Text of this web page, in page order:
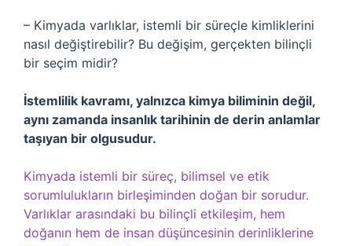
– Kimyada varlıklar, istemli bir süreçle kimliklerini
nasıl değiştirebilir? Bu değişim, gerçekten bilinçli
bir seçim midir?
İstemlilik kavramı, yalnızca kimya biliminin değil,
aynı zamanda insanlık tarihinin de derin anlamlar
taşıyan bir olgusudur.
Kimyada istemli bir süreç, bilimsel ve etik
sorumlulukların birleşiminden doğan bir sorudur.
Varlıklar arasındaki bu bilinçli etkileşim, hem
doğanın hem de insan düşüncesinin derinliklerine